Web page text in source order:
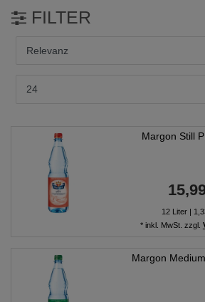
FILTER
Margon Still
12 Liter |
* inkl. MwSt. zzgl.
Margon